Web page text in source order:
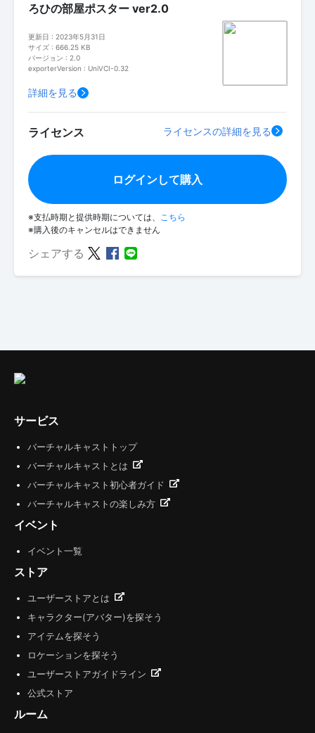
ろひの部屋ポスター ver2.0
更新日 : 2023年5月31日
サイズ : 666.25 KB
バージョン : 2.0
exporterVersion : UniVCI-0.32
詳細を見る
ライセンス ライセンスの詳細を見る
ログインして購入
※支払時期と提供時期については、
こちら
※購入後のキャンセルはできません
シェアする
サービス
バーチャルキャストトップ
バーチャルキャストとは
バーチャルキャスト初心者ガイド
バーチャルキャストの楽しみ方
イベント
イベント一覧
ストア
ユーザーストアとは
キャラクター(アバター)を探そう
アイテムを探そう
ロケーションを探そう
ユーザーストアガイドライン
公式ストア
ルーム